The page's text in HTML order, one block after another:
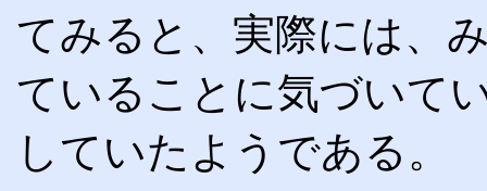
てみると、実際には、
ていることに気づいて
していたようである。